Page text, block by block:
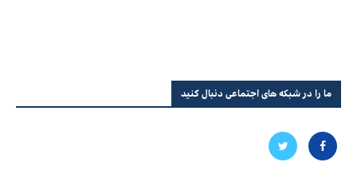
ما را در شبکه های اجتماعی دنبال کنید